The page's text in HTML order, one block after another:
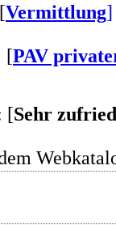
Vermittlung]
[PAV
[Sehr